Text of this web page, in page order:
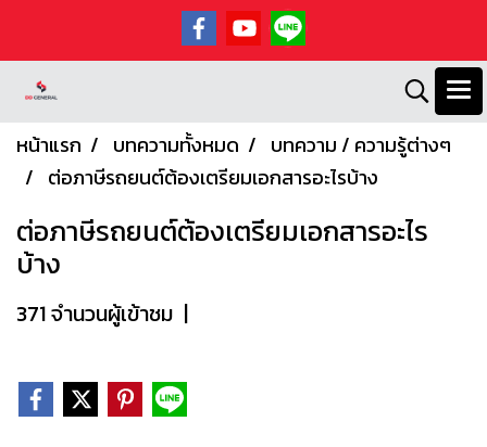
หน้าแรก บทความทั้งหมด
บทความ / ความรู้ต่างๆ
ต่อภาษีรถยนต์ต้องเตรียมเอกสารอะไรบ้าง
ต่อภาษีรถยนต์ต้องเตรียมเอกสารอะไร
บ้าง
371 จำนวนผู้เข้าชม |